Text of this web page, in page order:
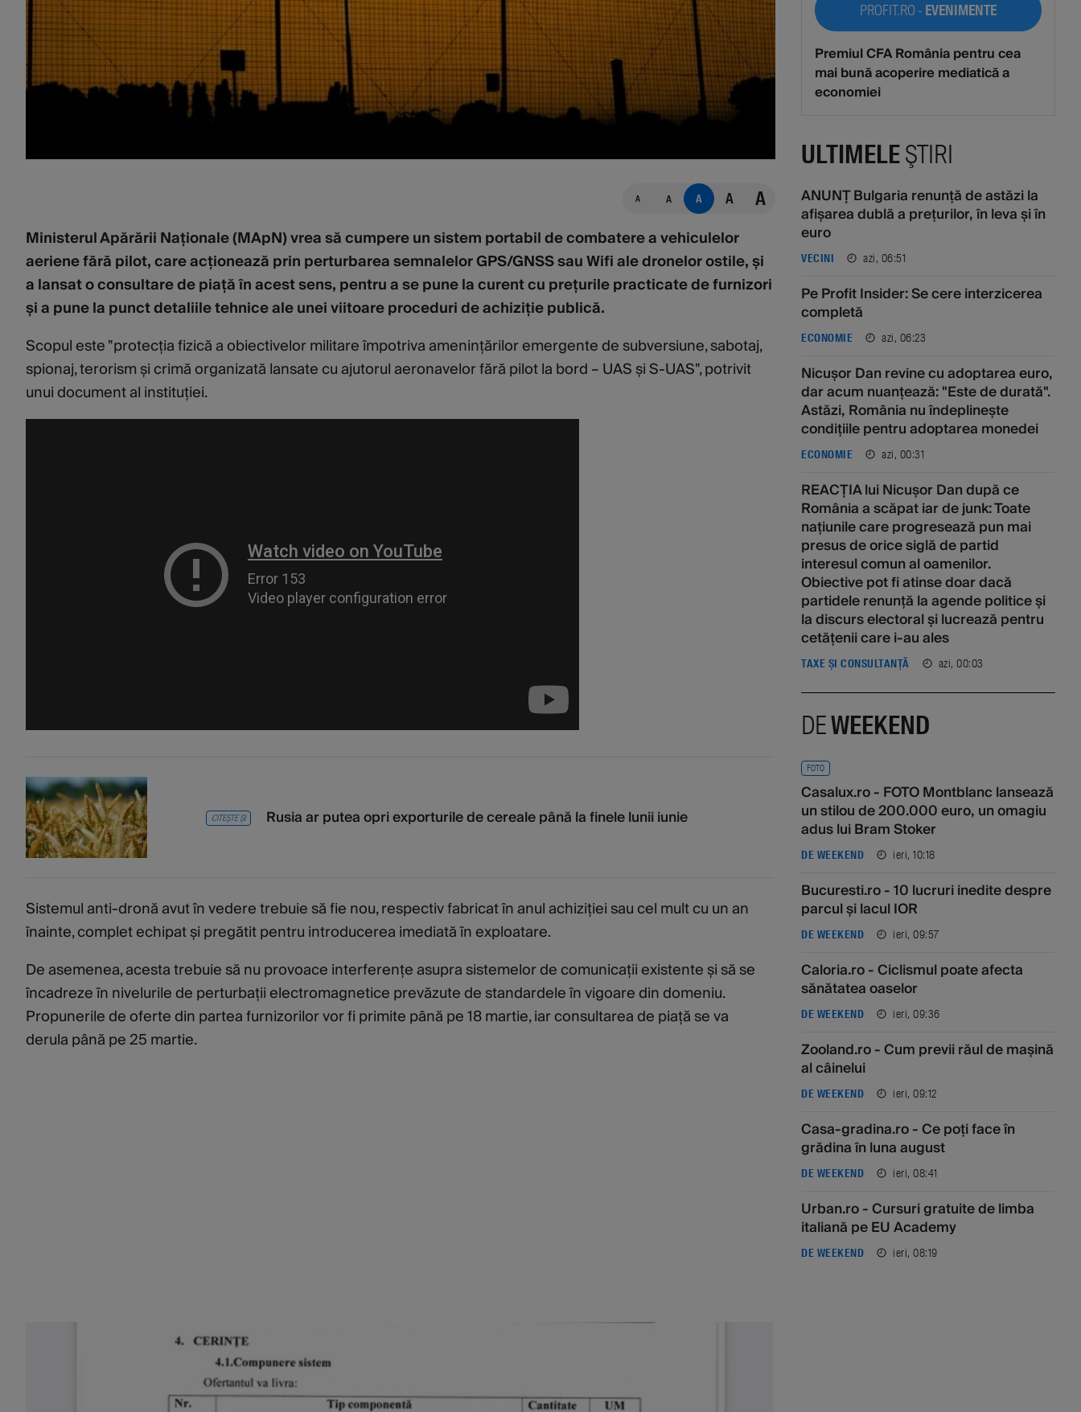
A A A A
A
Ministerul Apărării Naționale (MApN) vrea să cumpere un sistem portabil de combatere a vehiculelor
aeriene fără pilot, care acționează prin perturbarea semnalelor GPS/GNSS sau Wifi ale dronelor ostile, și
a lansat o consultare de piață în acest sens, pentru a se pune la curent cu prețurile practicate de furnizori
și a pune la punct detaliile tehnice ale unei viitoare proceduri de achiziție publică.
Scopul este "protecția fizică a obiectivelor militare împotriva amenințărilor emergente de subversiune, sabotaj,
spionaj, terorism și crimă organizată lansate cu ajutorul aeronavelor fără pilot la bord – UAS și S-UAS", potrivit
unui document al instituției.
CITEȘTE ȘI Rusia ar putea opri exporturile de cereale până la finele lunii iunie
Sistemul anti-dronă avut în vedere trebuie să fie nou, respectiv fabricat în anul achiziției sau cel mult cu un an
înainte, complet echipat și pregătit pentru introducerea imediată în exploatare.
De asemenea, acesta trebuie să nu provoace interferențe asupra sistemelor de comunicații existente și să se
încadreze în nivelurile de perturbații electromagnetice prevăzute de standardele în vigoare din domeniu.
Propunerile de oferte din partea furnizorilor vor fi primite până pe 18 martie, iar consultarea de piață se va
derula până pe 25 martie.
PROFIT.RO - EVENIMENTE
Premiul CFA România pentru cea
mai bună acoperire mediatică a
economiei
ULTIMELEŞTIRI
ANUNȚ Bulgaria renunță de astăzi la
afișarea dublă a prețurilor, în leva și în
euro
VECINI azi, 06:51
Pe Profit Insider: Se cere interzicerea
completă
ECONOMIE azi, 06:23
Nicușor Dan revine cu adoptarea euro,
dar acum nuanțează: "Este de durată".
Astăzi, România nu îndeplinește
condițiile pentru adoptarea monedei
ECONOMIE azi, 00:31
REACȚIA lui Nicușor Dan după ce
România a scăpat iar de junk: Toate
națiunile care progresează pun mai
presus de orice siglă de partid
interesul comun al oamenilor.
Obiective pot fi atinse doar dacă
partidele renunță la agende politice și
la discurs electoral și lucrează pentru
cetățenii care i-au ales
TAXE ȘI CONSULTANȚĂ azi, 00:03
DEWEEKEND
FOTO
Casalux.ro - FOTO Montblanc lansează
un stilou de 200.000 euro, un omagiu
adus lui Bram Stoker
DE WEEKEND ieri, 10:18
Bucuresti.ro - 10 lucruri inedite despre
parcul și lacul IOR
DE WEEKEND ieri, 09:57
Caloria.ro - Ciclismul poate afecta
sănătatea oaselor
DE WEEKEND ieri, 09:36
Zooland.ro - Cum previi răul de mașină
al câinelui
DE WEEKEND ieri, 09:12
Casa-gradina.ro - Ce poți face în
grădina în luna august
DE WEEKEND ieri, 08:41
Urban.ro - Cursuri gratuite de limba
italiană pe EU Academy
DE WEEKEND ieri, 08:19